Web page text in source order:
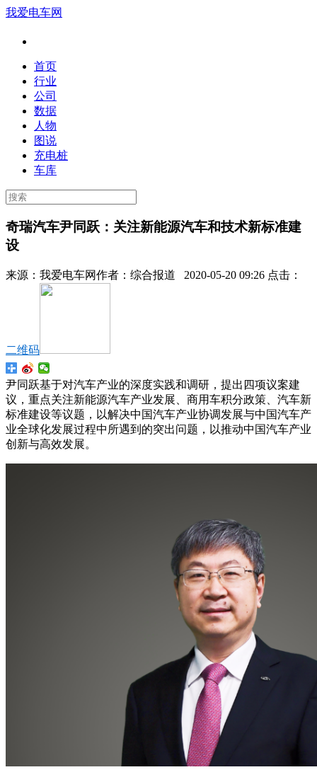
我爱电车网
首页
行业
公司
数据
人物
图说
充电桩
车库
奇瑞汽车尹同跃：关注新能源汽车和技术新标准建
设
来源： 我爱电车网作者： 综合报道 2020-05-20 09:26 点击：
二维码
尹同跃基于对汽车产业的深度实践和调研，提出四项议案建
议，重点关注新能源汽车产业发展、商用车积分政策、汽车新
标准建设等议题，以解决中国汽车产业协调发展与中国汽车产
业全球化发展过程中所遇到的突出问题，以推动中国汽车产业
创新与高效发展。